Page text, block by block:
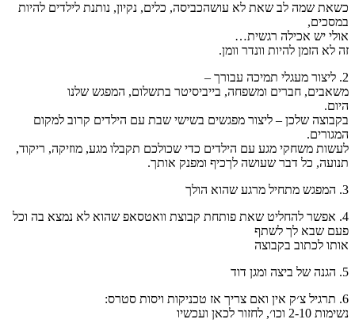
כשאת שמה לב שאת לא עושהכביסה, כלים, נקיון, נותנת לילדים להיות
במסכים,
אולי יש אכילה רגשית…
זה לא הזמן להיות וונדר וומן.
2. ליצור מעגלי תמיכה עבורך –
משאבים, חברים ומשפחה, בייביסיטר בתשלום, המפגש שלנו
היום.
בקבוצה שלכן – ליצור מפגשים בשישי שבת עם הילדים קרוב למקום
המגורים.
לעשות משחקי מגע עם הילדים כדי שכולכם תקבלו מגע, מוזיקה, ריקוד,
תנועה, כל דבר שעושה לךכיף ומפנק אותך.
3. המפגש מתחיל מרגע שהוא הולך
4. אפשר להחליט שאת פותחת קבוצת וואטסאפ שהוא לא נמצא בה וכל
פעם שבא לך לשתף
אותו לכתוב בקבוצה
5. הגנה של ביצה ומגן דוד
6. תרגיל צ׳ק אין ואם צריך אז טכניקות ויסות סטרס:
נשימות 2-10 וכו׳, לחזור לכאן ועכשיו